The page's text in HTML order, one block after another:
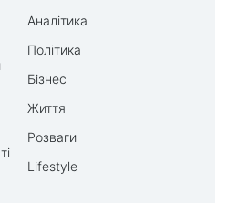
Аналітика
Політика
Бізнес
Життя
Розваги
Lifestyle